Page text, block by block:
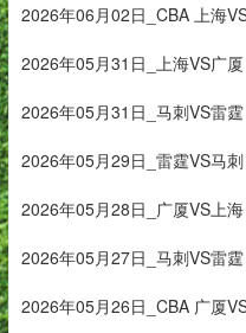
2026年06月02日_CBA 上海
2026年05月31日_上海VS广
2026年05月31日_马刺VS雷
2026年05月29日_雷霆VS马
2026年05月28日_广厦VS上
2026年05月27日_马刺VS雷
2026年05月26日_CBA 广厦